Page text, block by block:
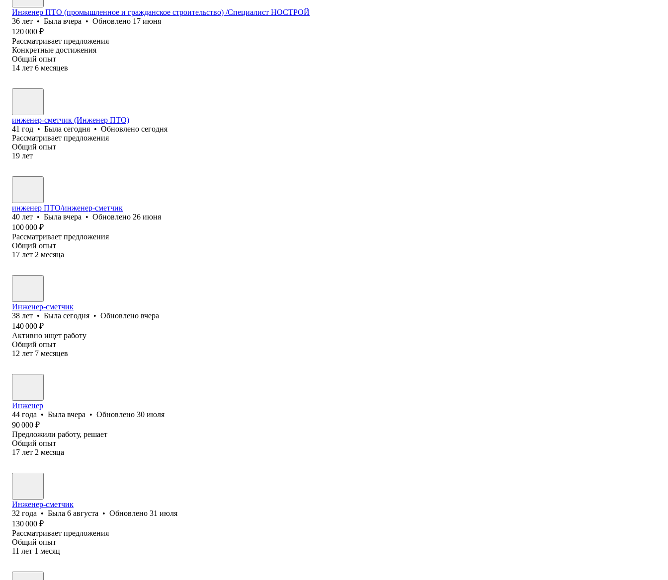
Инженер ПТО (промышленное и гражданское строительство) /Специалист НОСТРОЙ
36 лет • Была вчера • Обновлено 17 июня
120 000 ₽
Рассматривает предложения
Конкретные достижения
Общий опыт
14 лет 6 месяцев
инженер-сметчик (Инженер ПТО)
41 год • Была сегодня • Обновлено сегодня
Рассматривает предложения
Общий опыт
19 лет
инженер ПТО/инженер-сметчик
40 лет • Была вчера • Обновлено 26 июня
100 000 ₽
Рассматривает предложения
Общий опыт
17 лет 2 месяца
Инженер-сметчик
38 лет • Была сегодня • Обновлено вчера
140 000 ₽
Активно ищет работу
Общий опыт
12 лет 7 месяцев
Инженер
44 года • Была вчера • Обновлено 30 июля
90 000 ₽
Предложили работу, решает
Общий опыт
17 лет 2 месяца
Инженер-сметчик
32 года • Была 6 августа • Обновлено 31 июля
130 000 ₽
Рассматривает предложения
Общий опыт
11 лет 1 месяц